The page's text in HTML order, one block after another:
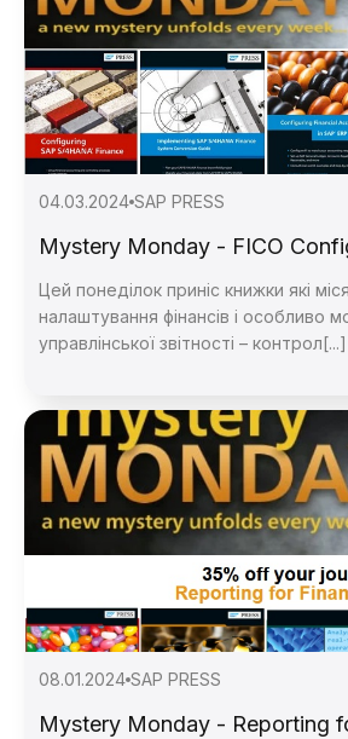
04.03.2024 SAP PRESS
Mystery Monday - FICO
Цей понеділок приніс книжки які
налаштування фінансів і особливо
управлінської звітності – контрол[...]
08.01.2024 SAP PRESS
Mystery Monday - Reporting